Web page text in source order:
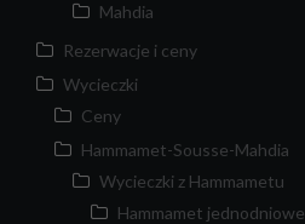
Mahdia
Rezerwacje i ceny
Wycieczki
Ceny
Hammamet-Sousse-Mahdia
Wycieczki z Hammametu
Hammamet jednodniowe